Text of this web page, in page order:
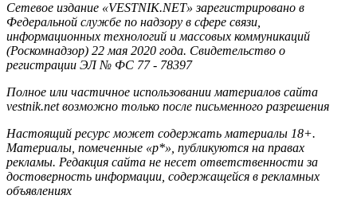
Сетевое издание «VESTNIK.NET» зарегистрировано в
Федеральной службе по надзору в сфере связи,
информационных технологий и массовых коммуникаций
(Роскомнадзор) 22 мая 2020 года. Свидетельство о
регистрации ЭЛ № ФС 77 - 78397
Полное или частичное использовании материалов сайта
vestnik.net возможно только после письменного разрешения
Настоящий ресурс может содержать материалы 18+.
Материалы, помеченные «р*», публикуются на правах
рекламы. Редакция сайта не несет ответственности за
достоверность информации, содержащейся в рекламных
объявлениях